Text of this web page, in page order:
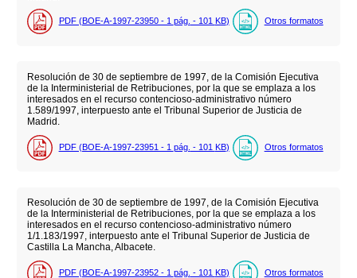
PDF (BOE-A-1997-23950 - 1 pág. - 101 KB) Otros formatos
Resolución de 30 de septiembre de 1997, de la Comisión Ejecutiva
de la Interministerial de Retribuciones, por la que se emplaza a los
interesados en el recurso contencioso-administrativo número
1.589/1997, interpuesto ante el Tribunal Superior de Justicia de
Madrid.
PDF (BOE-A-1997-23951 - 1 pág. - 101 KB) Otros formatos
Resolución de 30 de septiembre de 1997, de la Comisión Ejecutiva
de la Interministerial de Retribuciones, por la que se emplaza a los
interesados en el recurso contencioso-administrativo número
1/1.183/1997, interpuesto ante el Tribunal Superior de Justicia de
Castilla La Mancha, Albacete.
PDF (BOE-A-1997-23952 - 1 pág. - 101 KB) Otros formatos